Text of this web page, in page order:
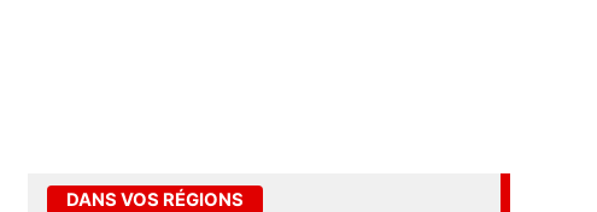
DANS VOS RÉGIONS